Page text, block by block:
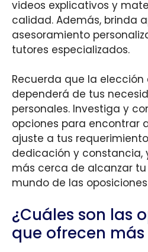
videos explicativos y
calidad. Además, brinda
asesoramiento
tutores especializados.
Recuerda que la
dependerá de tus
personales. Investiga y
opciones para encontrar
ajuste a tus
dedicación y constancia,
más cerca de alcanzar
mundo de las
¿Cuáles son las
que ofrecen más